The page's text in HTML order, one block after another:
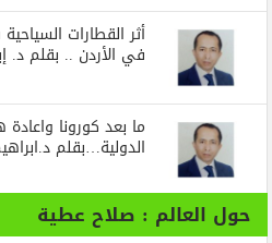
أثر القطارات
في الأردن .. بقلم د.
ما بعد كورونا
الدولية…بقلم
حول العالم : صلاح عطية